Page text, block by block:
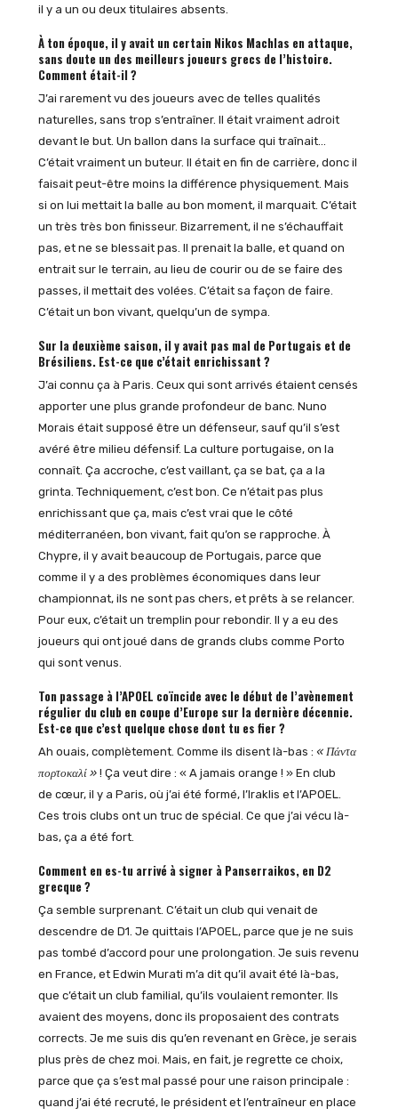
il y a un ou deux titulaires absents.
À ton époque, il y avait un certain Nikos Machlas en attaque,
sans doute un des meilleurs joueurs grecs de l’histoire.
Comment était-il ?
J’ai rarement vu des joueurs avec de telles qualités
naturelles, sans trop s’entraîner. Il était vraiment adroit
devant le but. Un ballon dans la surface qui traînait…
C’était vraiment un buteur. Il était en fin de carrière, donc il
faisait peut-être moins la différence physiquement. Mais
si on lui mettait la balle au bon moment, il marquait. C’était
un très très bon finisseur. Bizarrement, il ne s’échauffait
pas, et ne se blessait pas. Il prenait la balle, et quand on
entrait sur le terrain, au lieu de courir ou de se faire des
passes, il mettait des volées. C’était sa façon de faire.
C’était un bon vivant, quelqu’un de sympa.
Sur la deuxième saison, il y avait pas mal de Portugais et de
Brésiliens. Est-ce que c’était enrichissant ?
J’ai connu ça à Paris. Ceux qui sont arrivés étaient censés
apporter une plus grande profondeur de banc. Nuno
Morais était supposé être un défenseur, sauf qu’il s’est
avéré être milieu défensif. La culture portugaise, on la
connaît. Ça accroche, c’est vaillant, ça se bat, ça a la
grinta. Techniquement, c’est bon. Ce n’était pas plus
enrichissant que ça, mais c’est vrai que le côté
méditerranéen, bon vivant, fait qu’on se rapproche. À
Chypre, il y avait beaucoup de Portugais, parce que
comme il y a des problèmes économiques dans leur
championnat, ils ne sont pas chers, et prêts à se relancer.
Pour eux, c’était un tremplin pour rebondir. Il y a eu des
joueurs qui ont joué dans de grands clubs comme Porto
qui sont venus.
Ton passage à l’APOEL coïncide avec le début de l’avènement
régulier du club en coupe d’Europe sur la dernière décennie.
Est-ce que c’est quelque chose dont tu es fier ?
Ah ouais, complètement. Comme ils disent là-bas : « Πάντα
πορτοκαλί »! Ça veut dire : « A jamais orange ! » En club
de cœur, il y a Paris, où j’ai été formé, l’Iraklis et l’APOEL.
Ces trois clubs ont un truc de spécial. Ce que j’ai vécu là-
bas, ça a été fort.
Comment en es-tu arrivé à signer à Panserraikos, en D2
grecque ?
Ça semble surprenant. C’était un club qui venait de
descendre de D1. Je quittais l’APOEL, parce que je ne suis
pas tombé d’accord pour une prolongation. Je suis revenu
en France, et Edwin Murati m’a dit qu’il avait été là-bas,
que c’était un club familial, qu’ils voulaient remonter. Ils
avaient des moyens, donc ils proposaient des contrats
corrects. Je me suis dis qu’en revenant en Grèce, je serais
plus près de chez moi. Mais, en fait, je regrette ce choix,
parce que ça s’est mal passé pour une raison principale :
quand j’ai été recruté, le président et l’entraîneur en place